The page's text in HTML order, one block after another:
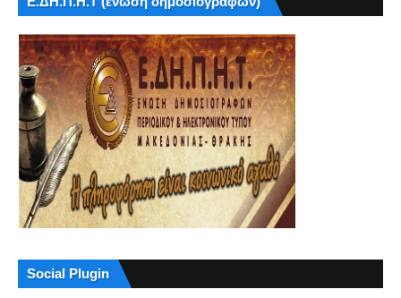
Social Plugin